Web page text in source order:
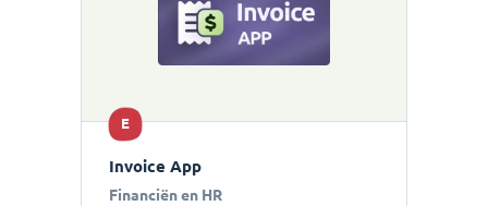
E
Invoice App
Financiën en HR